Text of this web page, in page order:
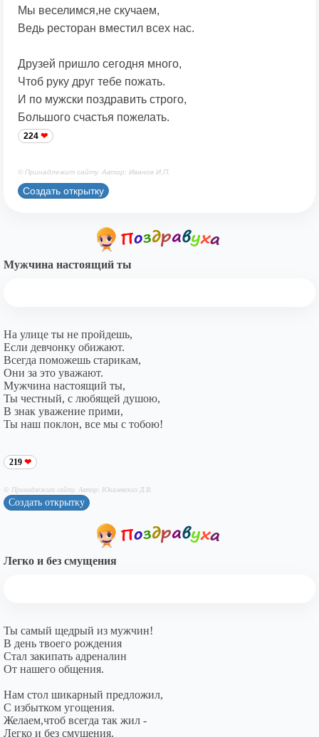
Мы веселимся,не скучаем,
Ведь ресторан вместил всех нас.
Друзей пришло сегодня много,
Чтоб руку друг тебе пожать.
И по мужски поздравить строго,
Большого счастья пожелать.
224
© Принадлежит сайту. Автор: Иванов И.П.
Создать открытку
Мужчина настоящий ты
На улице ты не пройдешь,
Если девчонку обижают.
Всегда поможешь старикам,
Они за это уважают.
Мужчина настоящий ты,
Ты честный, с любящей душою,
В знак уважение прими,
Ты наш поклон, все мы с тобою!
219
© Принадлежит сайту. Автор: Юкалевских Д.В.
Создать открытку
Легко и без смущения
Ты самый щедрый из мужчин!
В день твоего рождения
Стал закипать адреналин
От нашего общения.
Нам стол шикарный предложил,
С избытком угощения.
Желаем,чтоб всегда так жил -
Легко и без смущения.